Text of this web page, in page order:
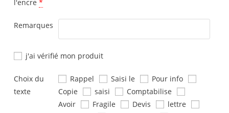
l'encre *
Remarques
j'ai vérifié mon produit
Choix du
texte
Rappel Saisi le
Pour info
Copie
saisi
Comptabilise
Avoir
Fragile Devis
lettre